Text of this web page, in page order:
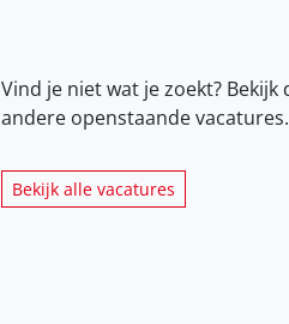
Vind je niet wat je zoekt? Bekijk
andere openstaande vacatures.
Bekijk alle vacatures